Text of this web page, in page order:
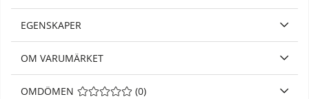
EGENSKAPER
OM VARUMÄRKET
OMDÖMEN MEDELBETYG 0 AV 5 ANTAL BETYG 0
(0)